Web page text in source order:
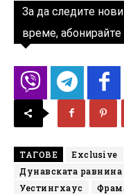
За да следите
време,
ТАГОВЕ Exclusive
Дунавската равнина
Уестингхаус